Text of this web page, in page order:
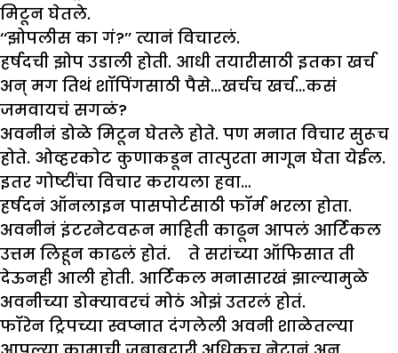
मिटून घेतले.
‘‘झोपलीस का गं?’’ त्यानं विचारलं.
हर्षदची झोप उडाली होती. आधी तयारीसाठी इतका खर्च
अन् मग तिथं शॉपिंगसाठी पैसे…खर्चच खर्च…कसं
जमवायचं सगळं?
अवनीनं डोळे मिटून घेतले होते. पण मनात विचार सुरूच
होते. ओव्हरकोट कुणाकडून तात्पुरता मागून घेता येईल.
इतर गोष्टींचा विचार करायला हवा…
हर्षदनं ऑनलाइन पासपोर्टसाठी फॉर्म भरला होता.
अवनीनं इंटरनेटवरून माहिती काढून आपलं आर्टिकल
उत्तम लिहून काढलं होतं. ते सरांच्या ऑफिसात ती
देऊनही आली होती. आर्टिकल मनासारखं झाल्यामुळे
अवनीच्या डोक्यावरचं मोठं ओझं उतरलं होतं.
फॉरेन ट्रिपच्या स्वप्नात दंगलेली अवनी शाळेतल्या